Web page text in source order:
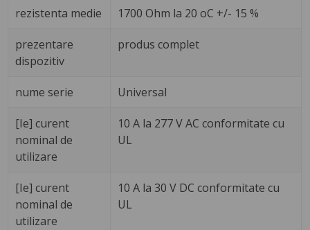
rezistenta medie 1700 Ohm la 20 oC +/- 15 %
prezentare
dispozitiv
produs complet
nume serie Universal
[Ie] curent
nominal de
utilizare
10 A la 277 V AC conformitate cu
UL
[Ie] curent
nominal de
utilizare
10 A la 30 V DC conformitate cu
UL